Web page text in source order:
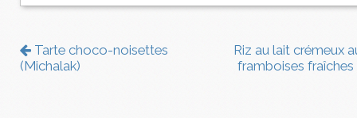
Tarte choco-noisettes
(Michalak)
Riz au lait crémeux
framboises fraîches